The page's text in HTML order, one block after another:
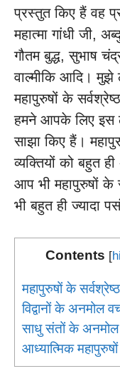
प्रस्तुत किए हैं वह
महात्मा गांधी जी,
गौतम बुद्ध, सुभाष
वाल्मीकि आदि।
महापुरुषों के
हमने आपके लिए इस
साझा किए हैं।
व्यक्तियों को बहुत
आप भी महापुरुषों के
भी बहुत ही ज्यादा
Contents [
महापुरुषों के
विद्वानों के अनमोल
साधु संतों के
आध्यात्मिक